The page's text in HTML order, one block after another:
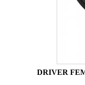
DRIVER